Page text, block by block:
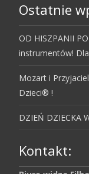
Ostatnie
OD HISZPANII
instrumentów!
Mozart i
Dzieci® !
DZIEŃ DZIECKA
Kontakt: